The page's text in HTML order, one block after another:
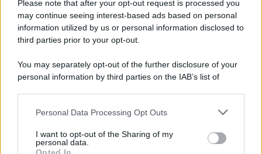
Please note that after your opt-out request is processed you
may continue seeing interest-based ads based on personal
information utilized by us or personal information disclosed to
third parties prior to your opt-out.
You may separately opt-out of the further disclosure of your
personal information by third parties on the IAB’s list of
This information may also be disclosed by us to third parties
disclose it to other third parties.
Personal Data Processing Opt Outs
I want to opt-out of the Sharing of my
personal data.
ISCRIZIONE AL ROC N. 35792 – ISCRITTA ALL’ANSO
(ASSOCIAZIONE NAZIONALE STAMPA ONLINE)
PREFERENZE PRIVACY